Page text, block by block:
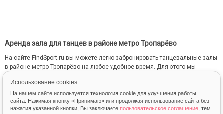
Использование cookies
На нашем сайте используется технология cookie для улучшения работы
сайта. Нажимая кнопку «Принимаю» или продолжая использование сайта без
нажатия указанной кнопки, Вы заключаете пользовательское соглашение , тем
Аренда зала для танцев в районе метро Тропарёво
На сайте FindSport.ru вы можете легко забронировать танцевальные залы
в районе метро Тропарёво на любое удобное время. Для этого мы
собрали всю информацию о каждом зале: от местоположения на карте
до фотографий и стоимости занятий.